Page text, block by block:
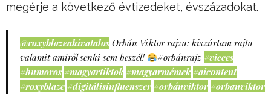
megérje a következő évtizedeket, évszázadokat.
@roxyblazeahivatalos Orbán Viktor rajza: kiszúrtam rajta
valamit amiről senki sem beszél!
#orbánrajz #vicces
#humoros #magyartiktok #magyarmémek #aicontent
#roxyblaze #digitálisinfluenszer #orbánviktor #orbanviktor